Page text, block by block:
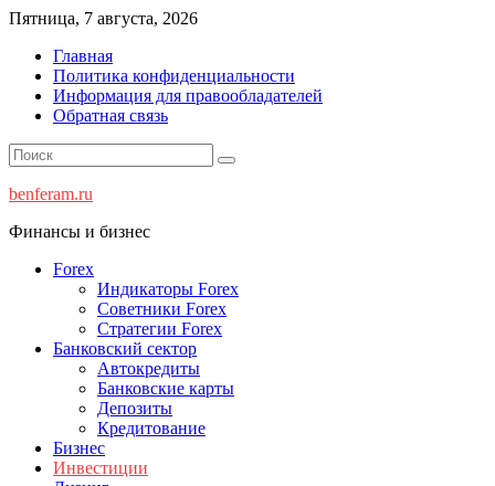
Перейти
содержимому
Пятница, 7 августа, 2026
Главная
Политика конфиденциальности
Информация для правообладателей
Обратная связь
benferam.ru
Финансы и бизнес
Forex
Индикаторы Forex
Советники Forex
Стратегии Forex
Банковский сектор
Автокредиты
Банковские карты
Депозиты
Кредитование
Бизнес
Инвестиции